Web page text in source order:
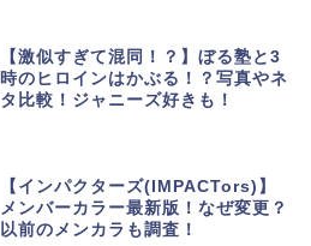
【激似すぎて混同！？】ぼる塾と3
時のヒロインはかぶる！？写真やネ
タ比較！ジャニーズ好きも！
【インパクターズ(IMPACTors)】
メンバーカラー最新版！なぜ変更？
以前のメンカラも調査！